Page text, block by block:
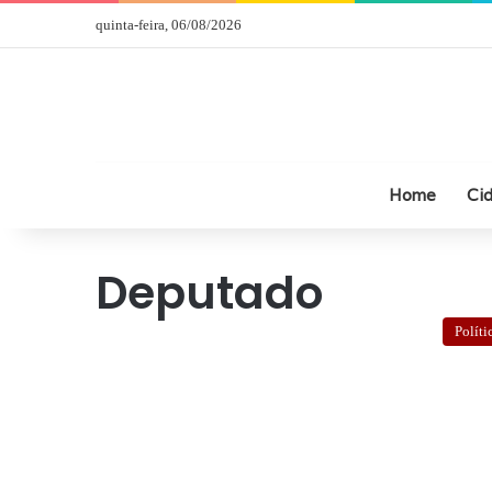
quinta-feira, 06/08/2026
Home
Deputado